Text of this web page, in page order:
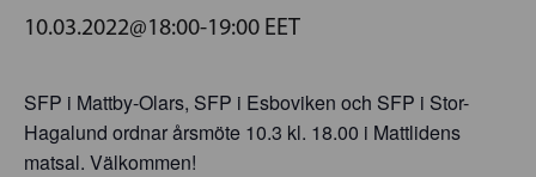
10.03.2022@18:00-19:00 EET
SFP i Mattby-Olars, SFP i Esboviken och SFP i Stor-
Hagalund ordnar årsmöte 10.3 kl. 18.00 i Mattlidens
matsal. Välkommen!